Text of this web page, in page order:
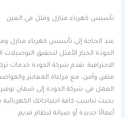
تأسيس كهرباء منازل وفلل في العين
عند الحاجة إلى تأسيس كهرباء منازل
الجودة الخيار الأمثل لتحقيق
الاحترافية. تقدم شركة الجودة خدمات
متقن وآمن، مع مراعاة المعايير
العمل في شركة الجودة إلى ضمان توفير
بحيث تناسب كافة احتياجاتك الكهربائية
أعمالًا جديدة أو صيانة لنظام قديم.